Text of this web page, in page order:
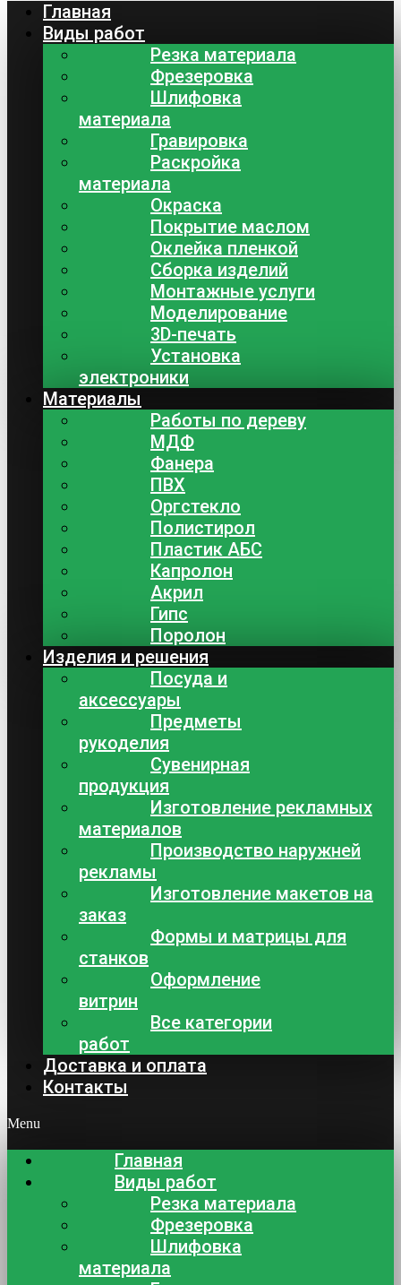
Главная
Виды работ
Резка материала
Фрезеровка
Шлифовка
материала
Гравировка
Раскройка
материала
Окраска
Покрытие маслом
Оклейка пленкой
Сборка изделий
Монтажные услуги
Моделирование
3D-печать
Установка
электроники
Материалы
Работы по дереву
МДФ
Фанера
ПВХ
Оргстекло
Полистирол
Пластик АБС
Капролон
Акрил
Гипс
Поролон
Изделия и решения
Посуда и
аксессуары
Предметы
рукоделия
Сувенирная
продукция
Изготовление рекламных
материалов
Производство наружней
рекламы
Изготовление макетов на
заказ
Формы и матрицы для
станков
Оформление
витрин
Все категории
работ
Доставка и оплата
Контакты
Menu
Главная
Виды работ
Резка материала
Фрезеровка
Шлифовка
материала